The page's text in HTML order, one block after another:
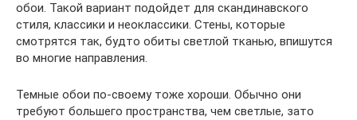
обои. Такой вариант подойдет для скандинавского
стиля, классики и неоклассики. Стены, которые
смотрятся так, будто обиты светлой тканью, впишутся
во многие направления.
Темные обои по-своему тоже хороши. Обычно они
требуют большего пространства, чем светлые, зато